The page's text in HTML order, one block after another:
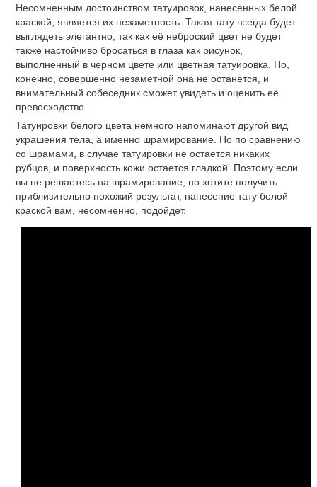
Несомненным достоинством татуировок, нанесенных белой
краской, является их незаметность. Такая тату всегда будет
выглядеть элегантно, так как её неброский цвет не будет
также настойчиво бросаться в глаза как рисунок,
выполненный в черном цвете или цветная татуировка. Но,
конечно, совершенно незаметной она не останется, и
внимательный собеседник сможет увидеть и оценить её
превосходство.
Татуировки белого цвета немного напоминают другой вид
украшения тела, а именно шрамирование. Но по сравнению
со шрамами, в случае татуировки не остается никаких
рубцов, и поверхность кожи остается гладкой. Поэтому если
вы не решаетесь на шрамирование, но хотите получить
приблизительно похожий результат, нанесение тату белой
краской вам, несомненно, подойдет.